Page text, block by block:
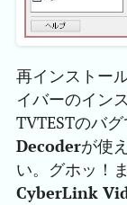
再インストー
イバーのイン
TVTESTのバ
Decoderが使
い。グホッ！
CyberLink